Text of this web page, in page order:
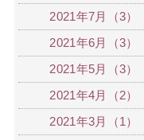
2021年7月（3）
2021年6月（3）
2021年5月（3）
2021年4月（2）
2021年3月（1）